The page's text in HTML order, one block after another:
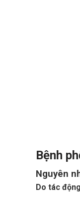
Bệnh
Nguyên
Do tác